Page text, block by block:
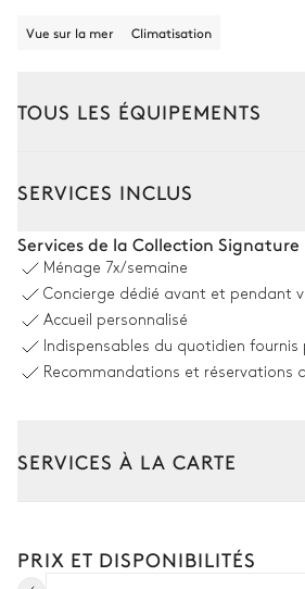
Vue sur la mer Climatisation
TOUS LES ÉQUIPEMENTS
Piscine
Chauffable · Au sel
Dimensions : L = 17m, l = 4m, profondeur
Transat
Jardin
SERVICES INCLUS
Services de la Collection Signature
Ménage 7x/semaine
Concierge dédié avant et pendant
Accueil personnalisé
Indispensables du quotidien
Recommandations et réservations
SERVICES À LA CARTE
Courses livrées avant l'arrivée
PRIX ET DISPONIBILITÉS